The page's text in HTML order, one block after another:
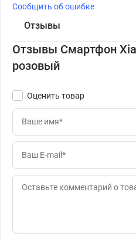
Сообщить об ошибке
Отзывы
Отзывы Смартфон
розовый
Оценить товар